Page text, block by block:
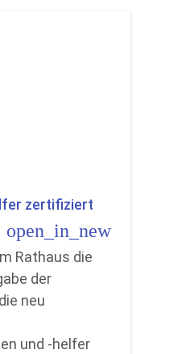
zertifiziert
open_in_new
Rathaus die
der
neu
und -helfer